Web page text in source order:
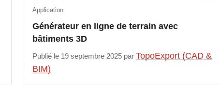
Générateur en ligne de terrain avec
bâtiments 3D
Application
Publié le 19 septembre 2025 parTopoExport (CAD &
BIM)